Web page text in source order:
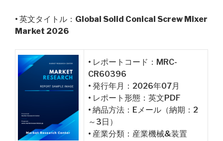
• 英文タイトル： Global Solid Conical Screw Mixer
Market 2026
• レポートコード：MRC-
CR60396
• 発行年月：2026年07月
• レポート形態：英文PDF
• 納品方法：Eメール（納期：2
～3日）
• 産業分類：産業機械&装置